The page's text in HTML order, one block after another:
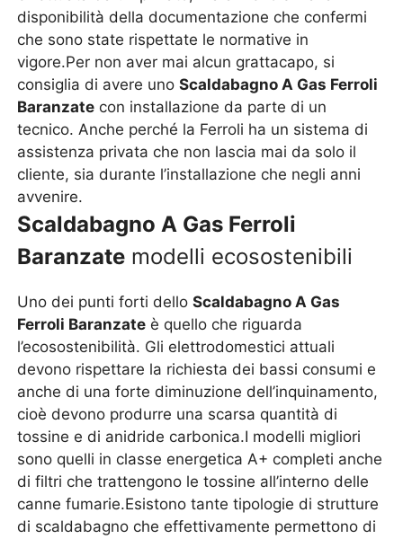
disponibilità della documentazione che confermi
che sono state rispettate le normative in
vigore.Per non aver mai alcun grattacapo, si
consiglia di avere unoScaldabagno A Gas Ferroli
Baranzate con installazione da parte di un
tecnico. Anche perché la Ferroli ha un sistema di
assistenza privata che non lascia mai da solo il
cliente, sia durante l’installazione che negli anni
avvenire.
Scaldabagno A Gas Ferroli
Baranzate modelli ecosostenibili
Uno dei punti forti delloScaldabagno A Gas
Ferroli Baranzate è quello che riguarda
l’ecosostenibilità. Gli elettrodomestici attuali
devono rispettare la richiesta dei bassi consumi e
anche di una forte diminuzione dell’inquinamento,
cioè devono produrre una scarsa quantità di
tossine e di anidride carbonica.I modelli migliori
sono quelli in classe energetica A+ completi anche
di filtri che trattengono le tossine all’interno delle
canne fumarie.Esistono tante tipologie di strutture
di scaldabagno che effettivamente permettono di